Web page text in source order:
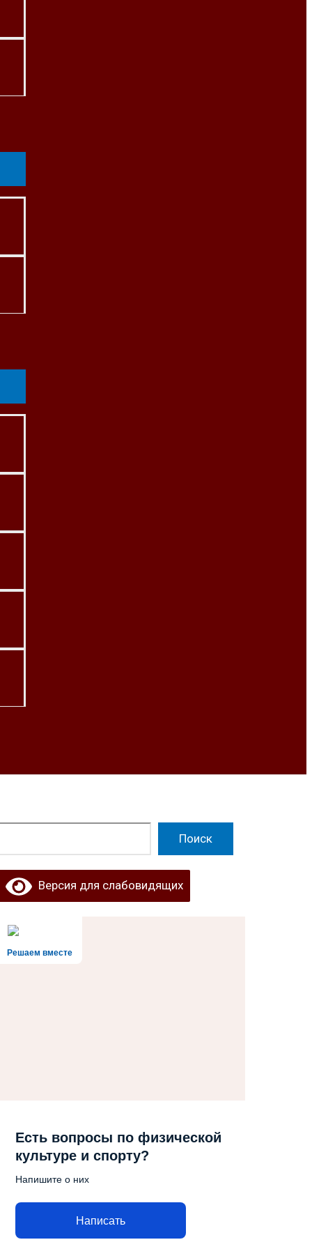
Поиск
Версия для слабовидящих
Решаем вместе
Есть вопросы по физической
культуре и спорту?
Напишите о них
Написать